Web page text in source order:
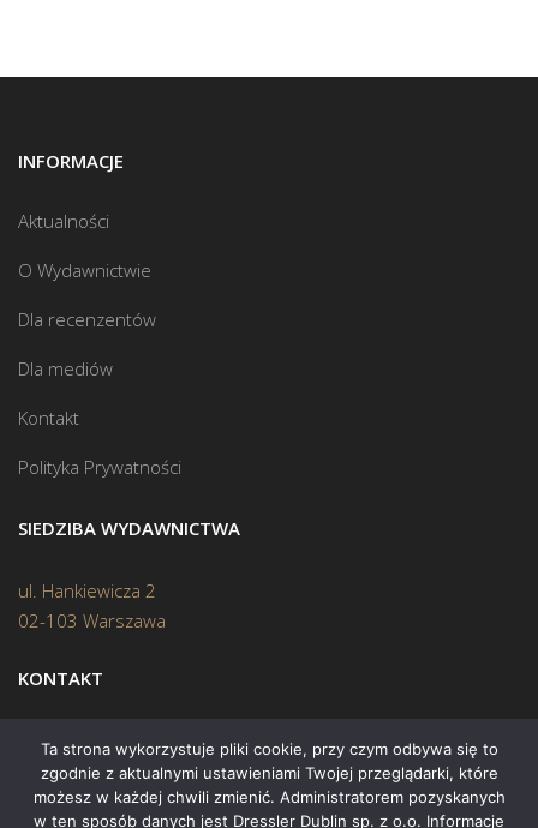
INFORMACJE
Aktualności
O Wydawnictwie
Dla recenzentów
Dla mediów
Kontakt
Polityka Prywatności
SIEDZIBA WYDAWNICTWA
ul. Hankiewicza 2
02-103 Warszawa
KONTAKT
Biuro: (22) 45 70 402
Mail:biuro@swiatksiazki.pl
Ta strona wykorzystuje pliki cookie, przy czym odbywa się to
zgodnie z aktualnymi ustawieniami Twojej przeglądarki, które
możesz w każdej chwili zmienić. Administratorem pozyskanych
w ten sposób danych jest Dressler Dublin sp. z o.o. Informacje